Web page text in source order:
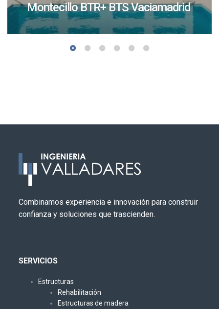
Montecillo BTR+ BTS Vaciamadrid
Combinamos experiencia e innovación para construir
confianza y soluciones que trascienden.
SERVICIOS
Estructuras
Rehabilitación
Estructuras de madera